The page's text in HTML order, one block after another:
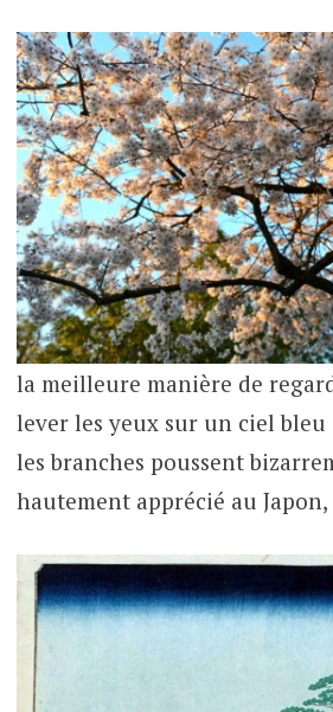
la meilleure manière de
lever les yeux sur un ciel bleu
les branches poussent
hautement apprécié au